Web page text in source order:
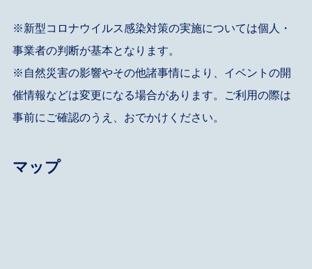
※新型コロナウイルス感染対策の実施については個人・
事業者の判断が基本となります。
※自然災害の影響やその他諸事情により、イベントの開
催情報などは変更になる場合があります。ご利用の際は
事前にご確認のうえ、おでかけください。
マップ